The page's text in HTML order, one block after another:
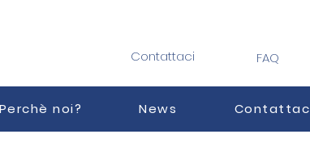
Contattaci FAQ
Perchè noi? News